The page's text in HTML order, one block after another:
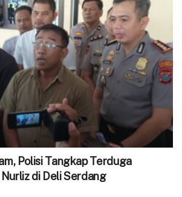
Polisi Tangkap Terduga
Nurliz di Deli Serdang